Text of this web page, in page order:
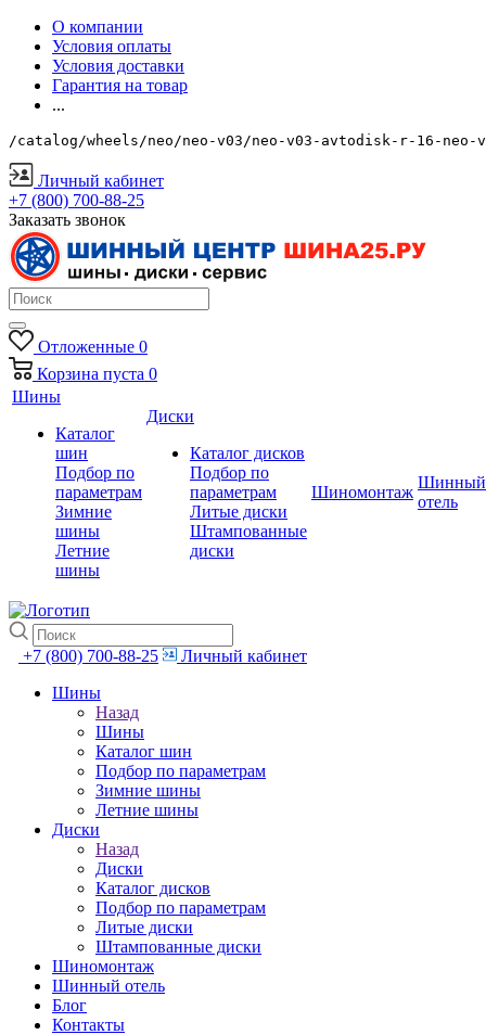
О компании
Условия оплаты
Условия доставки
Гарантия на товар
...
/catalog/wheels/neo/neo-v03/neo-v03-avtodisk-r-16-
Личный кабинет
+7 (800) 700-88-25
Заказать звонок
Отложенные 0
Корзина пуста 0
Шины
Каталог
шин
Подбор по
параметрам
Зимние
шины
Летние
шины
Диски
Каталог дисков
Подбор по
параметрам
Литые диски
Штампованные
диски
Шиномонтаж
Шинный
отель
+7 (800) 700-88-25
Личный кабинет
Шины
Назад
Шины
Каталог шин
Подбор по параметрам
Зимние шины
Летние шины
Диски
Назад
Диски
Каталог дисков
Подбор по параметрам
Литые диски
Штампованные диски
Шиномонтаж
Шинный отель
Блог
Контакты